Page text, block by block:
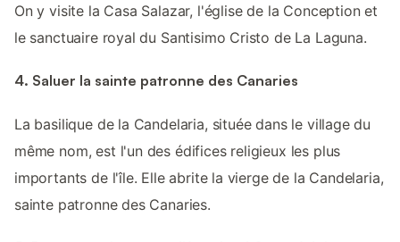
On y visite la Casa Salazar, l'église de la Conception et
le sanctuaire royal du Santisimo Cristo de La Laguna.
4. Saluer la sainte patronne des Canaries
La basilique de la Candelaria, située dans le village du
même nom, est l'un des édifices religieux les plus
importants de l'île. Elle abrite la vierge de la Candelaria,
sainte patronne des Canaries.